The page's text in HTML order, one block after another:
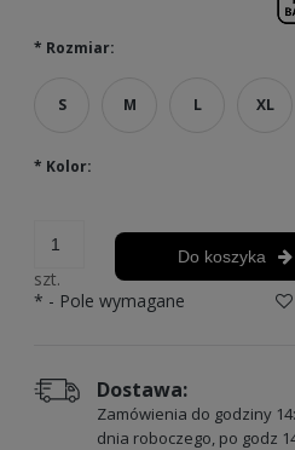
* Rozmiar:
S M L XL
* Kolor:
szt.
Do koszyka
* - Pole wymagane
Dostawa:
Zamówienia do godziny
dnia roboczego, po godz